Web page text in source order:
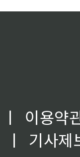
ㅣ
이용약
ㅣ
기사제